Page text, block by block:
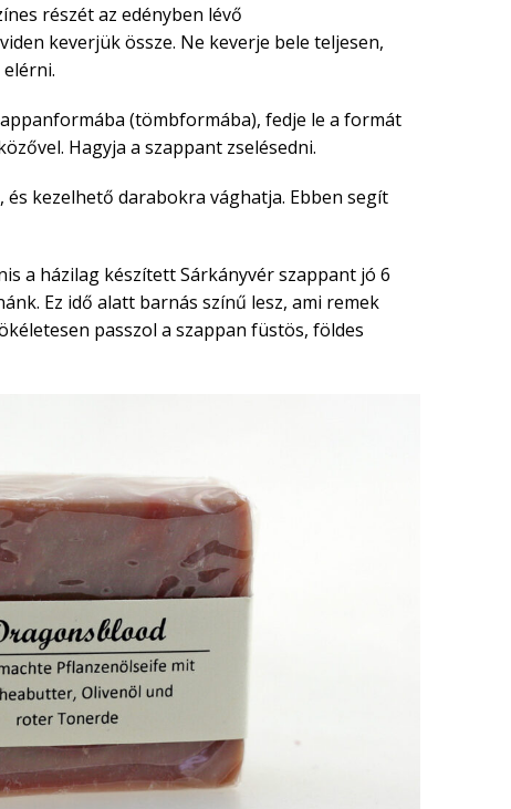
részét az edényben lévő
keverjük össze. Ne keverje bele teljesen,
(tömbformába), fedje le a formát
Hagyja a szappant zselésedni.
kezelhető darabokra vághatja. Ebben segít
a házilag készített Sárkányvér szappant jó 6
Ez idő alatt barnás színű lesz, ami remek
passzol a szappan füstös, földes